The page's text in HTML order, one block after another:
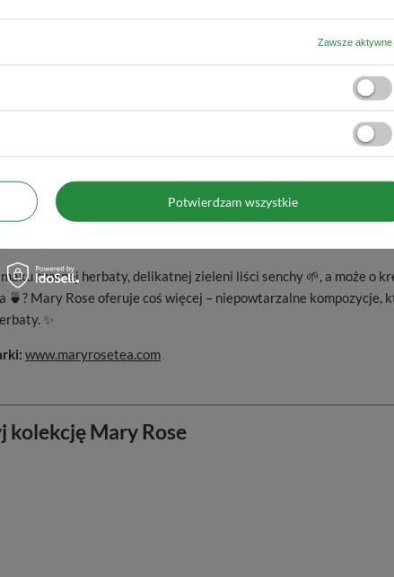
intensywny!
herbacianych doznań
przez prawdziwych pasjonatów herbaty, którzy wierzą, że
. To tutaj sztuka herbacianego rzemiosła spotyka się z eksploracją
Mary Rose znajdziesz zarównokultowe klasyki, jak i
czarnej herbaty, delikatnej zieleni liści senchy 🌱, a może o
🍵? Mary Rose oferuje coś więcej – niepowtarzalne kompozycje,
✨
www.maryrosetea.com
kolekcję Mary Rose
Zawsze aktywne
Potwierdzam wszystkie